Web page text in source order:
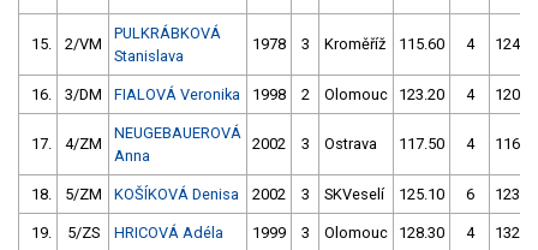
15. 2/VM
PULKRÁBKOVÁ
Stanislava
1978 3 Kroměříž 115.60 4
16. 3/DM FIALOVÁ Veronika 1998 2 Olomouc 123.20 4
17. 4/ZM
NEUGEBAUEROVÁ
Anna
2002 3 Ostrava 117.50 4
18. 5/ZM KOŠÍKOVÁ Denisa 2002 3 SKVeselí 125.10 6
19. 5/ZS HRICOVÁ Adéla 1999 3 Olomouc 128.30 4